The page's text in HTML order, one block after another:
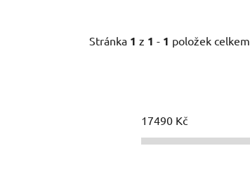
Stránka 1 z 1 - 1 položek celkem
17490 Kč